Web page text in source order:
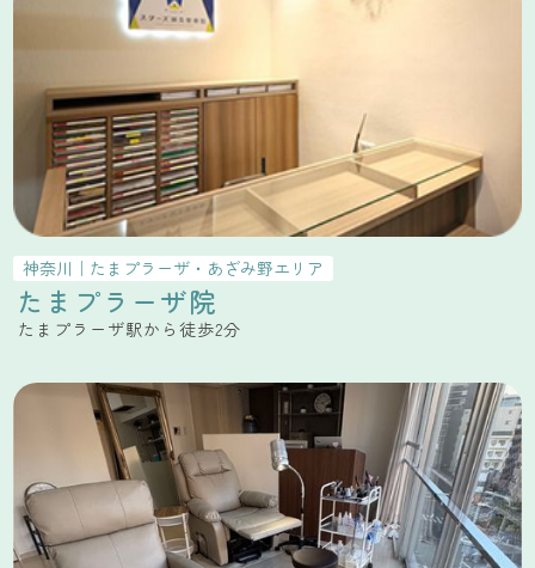
神奈川 ｜ たまプラーザ・あざみ野エリア
たまプラーザ院
たまプラーザ駅から徒歩2分